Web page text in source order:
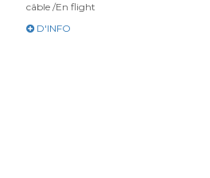
câble /En flight
D'INFO